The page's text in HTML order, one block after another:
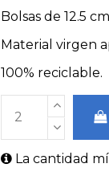
Bolsas de 12.5
Material virgen
100% reciclable.
La cantidad